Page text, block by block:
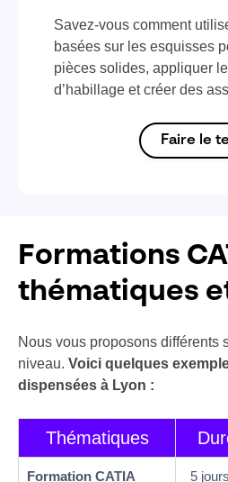
Savez-vous comment
basées sur les esquisses
pièces solides, appliquer
d’habillage et créer des
Faire le
Formations
thématiques
Nous vous proposons différents
niveau. Voici quelques
dispensées à Lyon :
Thématiques
Formation CATIA 5